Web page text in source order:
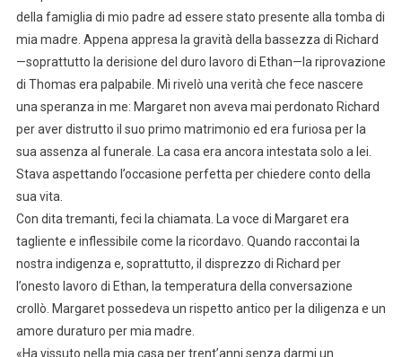
della famiglia di mio padre ad essere stato presente alla tomba di
mia madre. Appena appresa la gravità della bassezza di Richard
—soprattutto la derisione del duro lavoro di Ethan—la riprovazione
di Thomas era palpabile. Mi rivelò una verità che fece nascere
una speranza in me: Margaret non aveva mai perdonato Richard
per aver distrutto il suo primo matrimonio ed era furiosa per la
sua assenza al funerale. La casa era ancora intestata solo a lei.
Stava aspettando l’occasione perfetta per chiedere conto della
sua vita.
Con dita tremanti, feci la chiamata. La voce di Margaret era
tagliente e inflessibile come la ricordavo. Quando raccontai la
nostra indigenza e, soprattutto, il disprezzo di Richard per
l’onesto lavoro di Ethan, la temperatura della conversazione
crollò. Margaret possedeva un rispetto antico per la diligenza e un
amore duraturo per mia madre.
«Ha vissuto nella mia casa per trent’anni senza darmi un